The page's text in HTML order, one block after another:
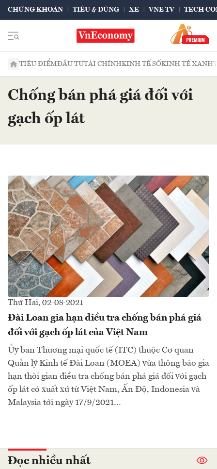
CHỨNG KHOÁN TIÊU & DÙNG XE VNE TV TECH
TIÊU ĐIỂMĐẦU TƯTÀI CHÍNHKINH TẾ SỐKINH TẾ XANH
Chống bán phá giá đối với
gạch ốp lát
Thứ Hai, 02-08-2021
Đài Loan gia hạn điều tra chống bán phá giá
đối với gạch ốp lát của Việt Nam
Ủy ban Thương mại quốc tế (ITC) thuộc Cơ quan
Quản lý Kinh tế Đài Loan (MOEA) vừa thông báo gia
hạn thời gian điều tra chống bán phá giá đối với gạch
ốp lát có xuất xứ từ Việt Nam, Ấn Độ, Indonesia và
Malaysia tới ngày 17/9/2021…
Đọc nhiều nhất